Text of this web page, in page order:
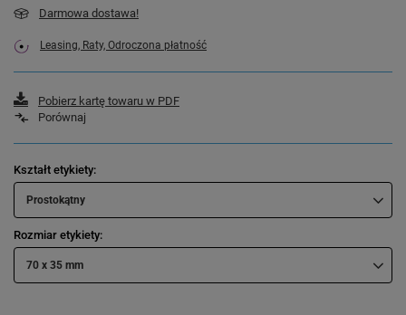
Darmowa dostawa!
Leasing, Raty, Odroczona płatność
Pobierz kartę towaru w PDF
Porównaj
Kształt etykiety
Prostokątny
Rozmiar etykiety
70 x 35 mm